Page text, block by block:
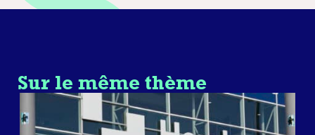
Sur le même thème